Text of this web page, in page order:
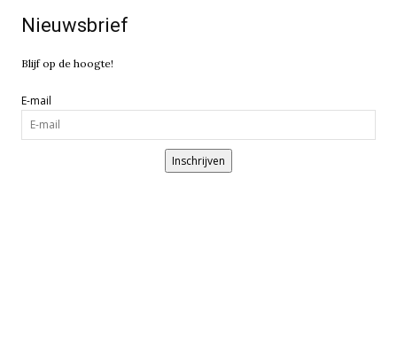
Nieuwsbrief
Blijf op de hoogte!
E-mail
Inschrijven